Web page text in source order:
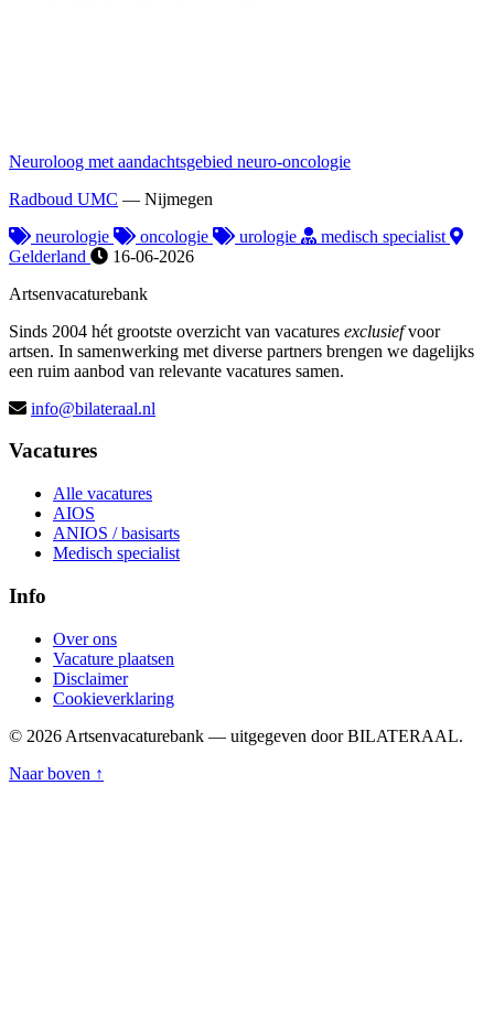
Neuroloog met aandachtsgebied neuro-oncologie
Radboud UMC — Nijmegen
neurologie
oncologie urologie
medisch specialist
Gelderland
16-06-2026
Artsenvacaturebank
Sinds 2004 hét grootste overzicht van vacatures exclusiefvoor
artsen. In samenwerking met diverse partners brengen we dagelijks
een ruim aanbod van relevante vacatures samen.
info@bilateraal.nl
Vacatures
Alle vacatures
AIOS
ANIOS / basisarts
Medisch specialist
Info
Over ons
Vacature plaatsen
Disclaimer
Cookieverklaring
© 2026 Artsenvacaturebank — uitgegeven door BILATERAAL.
Naar boven ↑